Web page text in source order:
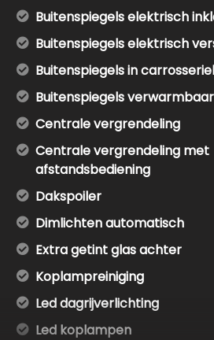
Buitenspiegels elektrisch
Buitenspiegels elektrisch
Buitenspiegels in
Buitenspiegels verwarmbaar
Centrale vergrendeling
Centrale vergrendeling met
afstandsbediening
Dakspoiler
Dimlichten automatisch
Extra getint glas achter
Koplampreiniging
Led dagrijverlichting
Led koplampen